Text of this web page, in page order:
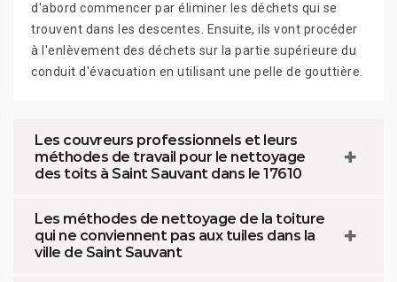
d'abord commencer par éliminer les déchets qui se
trouvent dans les descentes. Ensuite, ils vont procéder
à l'enlèvement des déchets sur la partie supérieure du
conduit d'évacuation en utilisant une pelle de gouttière.
Les couvreurs professionnels et leurs
méthodes de travail pour le nettoyage
des toits à Saint Sauvant dans le 17610
Les méthodes de nettoyage de la toiture
qui ne conviennent pas aux tuiles dans la
ville de Saint Sauvant